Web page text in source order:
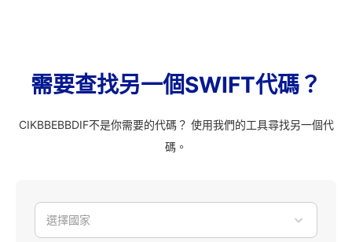
需要查找另一個SWIFT代碼？
CIKBBEBBDIF不是你需要的代碼？ 使用我們的工具尋找另一個代
碼。
選擇國家